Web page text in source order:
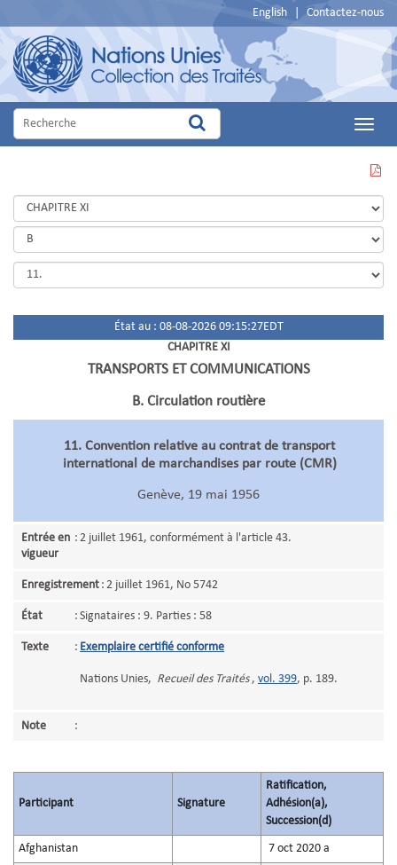
English Contactez-nous
Main
CETTE
PAGE
EN
PDF
État au : 08-08-2026 09:15:27EDT
CHAPITRE XI
TRANSPORTS ET COMMUNICATIONS
B. Circulation routière
11. Convention relative au contrat de transport
international de marchandises par route (CMR)
Genève, 19 mai 1956
Entrée en
vigueur
: 2 juillet 1961, conformément à l'article 43.
Enregistrement : 2 juillet 1961, No 5742
État : Signataires : 9. Parties : 58
Texte : Exemplaire certifié conforme
Nations Unies, Recueil des Traités, vol. 399, p. 189.
Note :
Participant Signature
Ratification,
Adhésion(a),
Succession(d)
Afghanistan 7 oct 2020 a